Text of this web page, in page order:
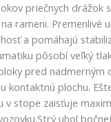
priečnych drážok
rameni. Premenlivé
a pomáhajú
pôsobí veľký
pred nadmerným
kontaktnú plochu.
v stope zaisťuje
uhol